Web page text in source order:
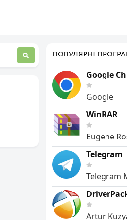
ПОПУЛЯРНІ
Google
Google
WinRAR
Eugene
Telegram
Artur